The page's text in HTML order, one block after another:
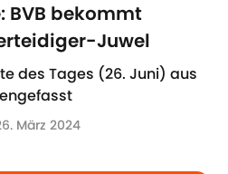
BVB bekommt
Juwel
des Tages (26. Juni) aus
März 2024